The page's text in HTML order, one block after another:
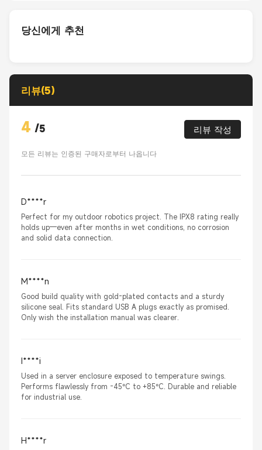
당신에게 추천
리뷰(5)
4 /5 리뷰 작성
모든 리뷰는 인증된 구매자로부터 나옵니다
D****r
Perfect for my outdoor robotics project. The IPX8 rating really
holds up—even after months in wet conditions, no corrosion
and solid data connection.
M****n
Good build quality with gold-plated contacts and a sturdy
silicone seal. Fits standard USB A plugs exactly as promised.
Only wish the installation manual was clearer.
I****i
Used in a server enclosure exposed to temperature swings.
Performs flawlessly from -45°C to +85°C. Durable and reliable
for industrial use.
H****r